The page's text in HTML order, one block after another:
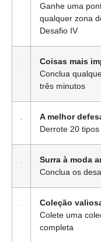
Ganhe uma
qualquer zona
Desafio IV
Coisas mais
Conclua
três minutos
A melhor
Derrote 20
Surra à moda
Conclua os
Coleção
Colete uma
completa